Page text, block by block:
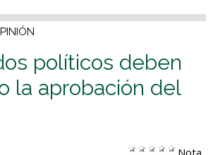
políticos deben
la aprobación del